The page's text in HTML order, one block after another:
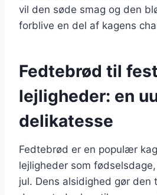
vil den søde smag og den
forblive en del af kagens
Fedtebrød til
lejligheder: en
delikatesse
Fedtebrød er en populær
lejligheder som
jul. Dens alsidighed gør den